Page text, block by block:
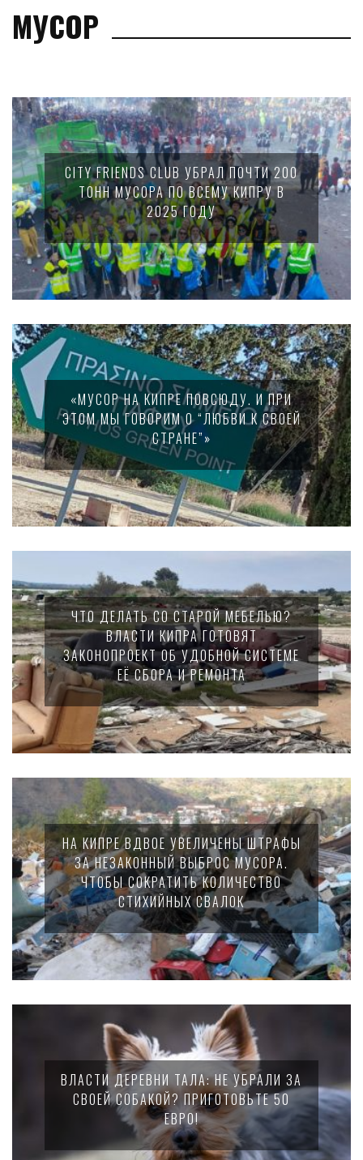
МУСОР
CITY FRIENDS CLUB УБРАЛ ПОЧТИ 200
ТОНН МУСОРА ПО ВСЕМУ КИПРУ В
2025 ГОДУ
«МУСОР НА КИПРЕ ПОВСЮДУ. И ПРИ
ЭТОМ МЫ ГОВОРИМ О “ЛЮБВИ К СВОЕЙ
СТРАНЕ”»
ЧТО ДЕЛАТЬ СО СТАРОЙ МЕБЕЛЬЮ?
ВЛАСТИ КИПРА ГОТОВЯТ
ЗАКОНОПРОЕКТ ОБ УДОБНОЙ СИСТЕМЕ
ЕЁ СБОРА И РЕМОНТА
НА КИПРЕ ВДВОЕ УВЕЛИЧЕНЫ ШТРАФЫ
ЗА НЕЗАКОННЫЙ ВЫБРОС МУСОРА.
ЧТОБЫ СОКРАТИТЬ КОЛИЧЕСТВО
СТИХИЙНЫХ СВАЛОК
ВЛАСТИ ДЕРЕВНИ ТАЛА: НЕ УБРАЛИ ЗА
СВОЕЙ СОБАКОЙ? ПРИГОТОВЬТЕ 50
ЕВРО!